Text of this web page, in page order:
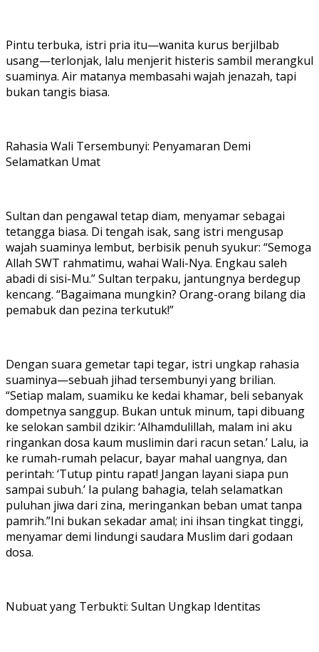
Pintu terbuka, istri pria itu—wanita kurus berjilbab
usang—terlonjak, lalu menjerit histeris sambil merangkul
suaminya. Air matanya membasahi wajah jenazah, tapi
bukan tangis biasa.
Rahasia Wali Tersembunyi: Penyamaran Demi
Selamatkan Umat
Sultan dan pengawal tetap diam, menyamar sebagai
tetangga biasa. Di tengah isak, sang istri mengusap
wajah suaminya lembut, berbisik penuh syukur: “Semoga
Allah SWT rahmatimu, wahai Wali-Nya. Engkau saleh
abadi di sisi-Mu.” Sultan terpaku, jantungnya berdegup
kencang. “Bagaimana mungkin? Orang-orang bilang dia
pemabuk dan pezina terkutuk!”
Dengan suara gemetar tapi tegar, istri ungkap rahasia
suaminya—sebuah jihad tersembunyi yang brilian.
“Setiap malam, suamiku ke kedai khamar, beli sebanyak
dompetnya sanggup. Bukan untuk minum, tapi dibuang
ke selokan sambil dzikir: ‘Alhamdulillah, malam ini aku
ringankan dosa kaum muslimin dari racun setan.’ Lalu, ia
ke rumah-rumah pelacur, bayar mahal uangnya, dan
perintah: ‘Tutup pintu rapat! Jangan layani siapa pun
sampai subuh.’ Ia pulang bahagia, telah selamatkan
puluhan jiwa dari zina, meringankan beban umat tanpa
pamrih.”Ini bukan sekadar amal; ini ihsan tingkat tinggi,
menyamar demi lindungi saudara Muslim dari godaan
dosa.
Nubuat yang Terbukti: Sultan Ungkap Identitas